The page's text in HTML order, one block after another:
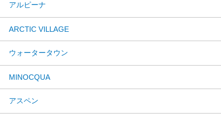
アルピーナ
ARCTIC VILLAGE
ウォータータウン
MINOCQUA
アスペン